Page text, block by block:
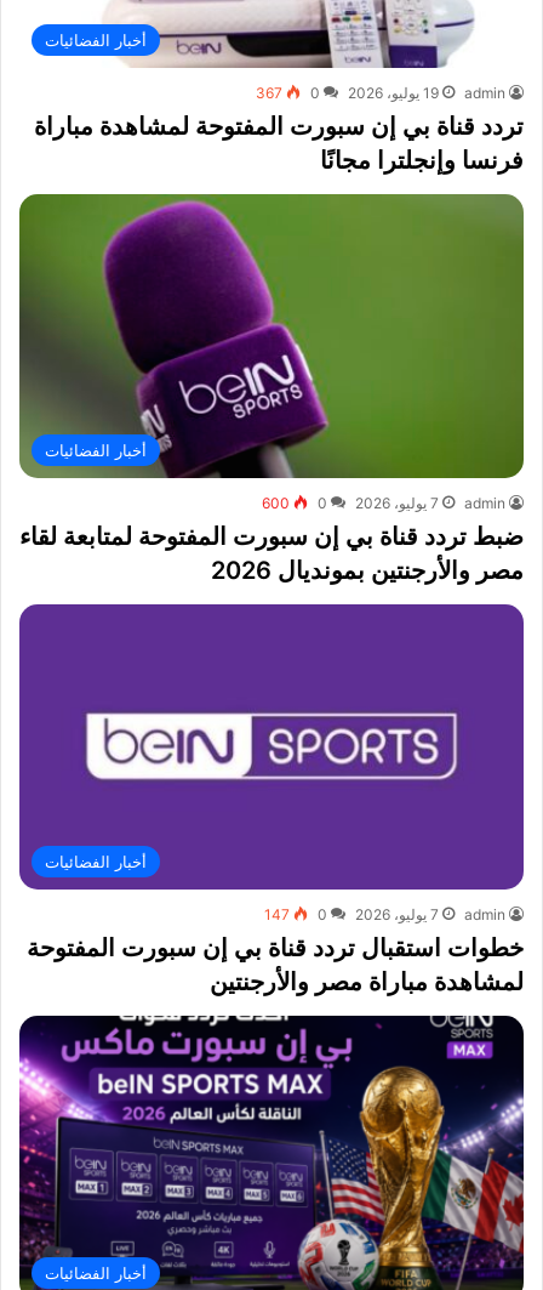
أخبار الفضائيات
admin 19 يوليو، 2026 0
367
تردد قناة بي إن سبورت المفتوحة لمشاهدة مباراة
فرنسا وإنجلترا مجانًا
أخبار الفضائيات
admin 7 يوليو، 2026 0
600
ضبط تردد قناة بي إن سبورت المفتوحة لمتابعة لقاء
مصر والأرجنتين بمونديال 2026
أخبار الفضائيات
admin 7 يوليو، 2026 0
147
خطوات استقبال تردد قناة بي إن سبورت المفتوحة
لمشاهدة مباراة مصر والأرجنتين
أخبار الفضائيات